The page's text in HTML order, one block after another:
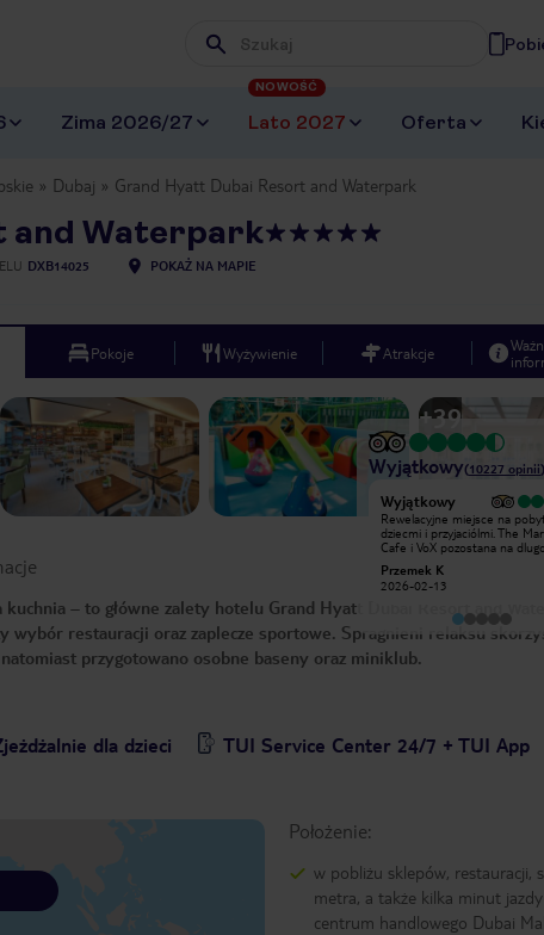
Wpisz frazę, której szukasz
Zima 2026/27 Lato 2027
NOWOŚĆ
Oferta
Dubaj Grand Hyatt Dubai Resort and Waterpark
and Waterpark
DXB14025 POKAŻ NA MAPIE
Pokoje Wyżywienie Atrakcje
+39
Wyjątkowy(10227 opinii)
Wyjątkowy
W hotelu spędziłam 8 nocy (06
Woda w basenie chłodzona do 33
stopni, temperatura powietrza 44
stopnie.Piękny ogród i cudowny
basen, szkoda było opuszczać hotel,
ale chcieliśmy też trochę
poduszki do spania były za wielkie i
mocno wypchane, że dla kogoś kto
Wyjątkowy
Rewelacyjne miejsce na
dziecmi i przyjaciólmi. The
Cafe i VoX pozostana na dlugo w
Przemek K
2026-02-13
– to główne zalety hotelu Grand Hyatt Dubai Resort and
restauracji oraz zaplecze sportowe. Spragnieni relaksu
przygotowano osobne baseny oraz miniklub.
dla dzieci
TUI Service Center 24/7 + TUI App
Położenie:
w pobliżu sklepów, restauracji,
metra, a także kilka minut
centrum handlowego Dubai